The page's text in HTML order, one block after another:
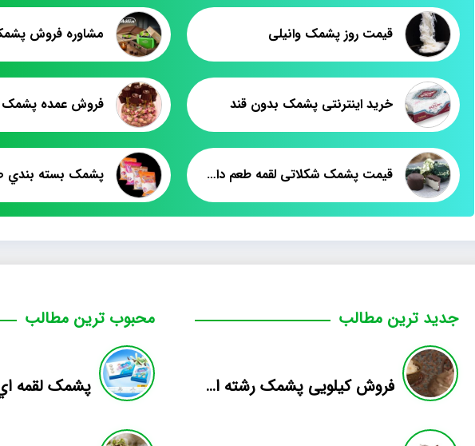
قیمت روز پشمک وانیلی مشاوره فروش
خرید اینترنتی پشمک بدون قند
قیمت پشمک شکلاتی لقمه طعم دار فله
جدید ترین مطالب
فروش کیلویی پشمک رشته ای طعم دار میوه
محبوب ترین مطالب